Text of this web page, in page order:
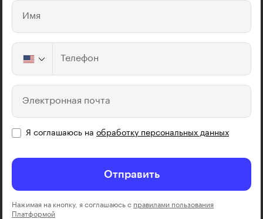
Имя
Телефон
Электронная почта
Я соглашаюсь на обработку персональных данных
Отправить
Нажимая на кнопку, я соглашаюсь с правилами пользования
Платформой